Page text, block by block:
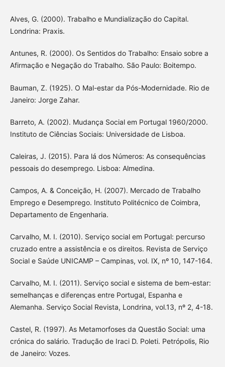
Alves, G. (2000). Trabalho e Mundialização do Capital.
Londrina: Praxis.
Antunes, R. (2000). Os Sentidos do Trabalho: Ensaio sobre a
Afirmação e Negação do Trabalho. São Paulo: Boitempo.
Bauman, Z. (1925). O Mal-estar da Pós-Modernidade. Rio de
Janeiro: Jorge Zahar.
Barreto, A. (2002). Mudança Social em Portugal 1960/2000.
Instituto de Ciências Sociais: Universidade de Lisboa.
Caleiras, J. (2015). Para lá dos Números: As consequências
pessoais do desemprego. Lisboa: Almedina.
Campos, A. & Conceição, H. (2007). Mercado de Trabalho
Emprego e Desemprego. Instituto Politécnico de Coimbra,
Departamento de Engenharia.
Carvalho, M. I. (2010). Serviço social em Portugal: percurso
cruzado entre a assistência e os direitos. Revista de Serviço
Social e Saúde UNICAMP – Campinas, vol. IX, nº 10, 147-164.
Carvalho, M. I. (2011). Serviço social e sistema de bem-estar:
semelhanças e diferenças entre Portugal, Espanha e
Alemanha. Serviço Social Revista, Londrina, vol.13, nº 2, 4-18.
Castel, R. (1997). As Metamorfoses da Questão Social: uma
crónica do salário. Tradução de Iraci D. Poleti. Petrópolis, Rio
de Janeiro: Vozes.